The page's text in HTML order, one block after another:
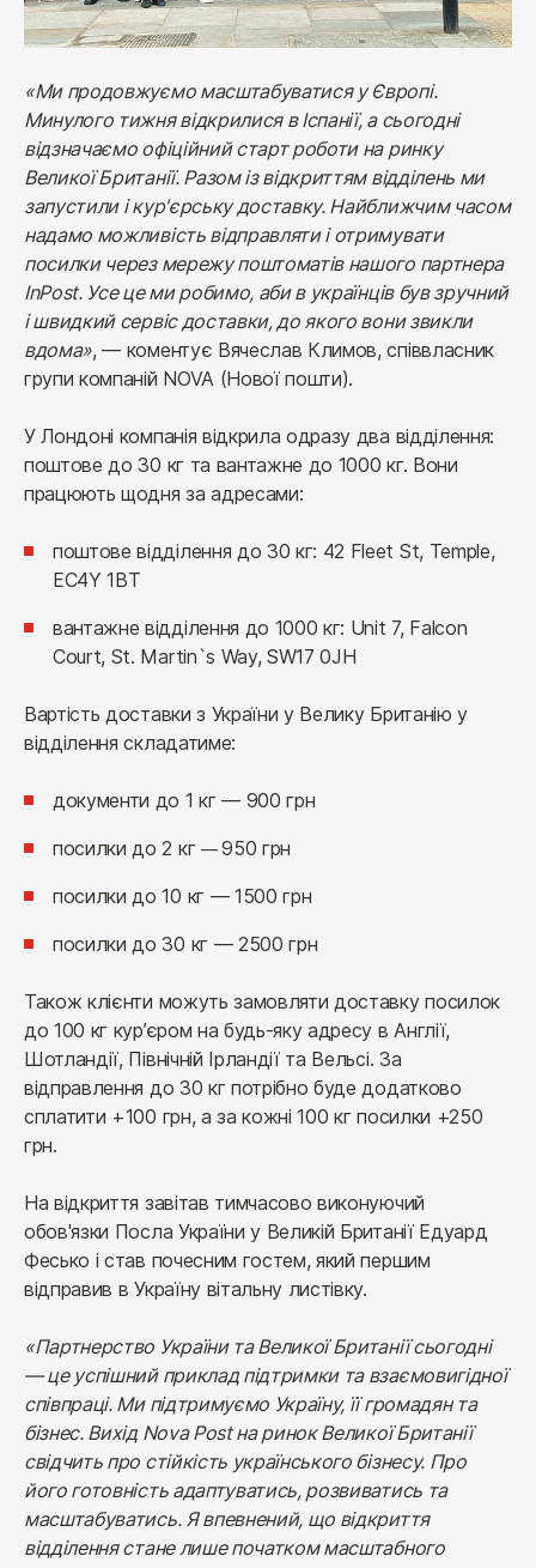
«Ми продовжуємо масштабуватися у Європі.
Минулого тижня відкрилися в Іспанії, а сьогодні
відзначаємо офіційний старт роботи на ринку
Великої Британії. Разом із відкриттям відділень ми
запустили і кур'єрську доставку. Найближчим часом
надамо можливість відправляти і отримувати
посилки через мережу поштоматів нашого партнера
InPost. Усе це ми робимо, аби в українців був зручний
і швидкий сервіс доставки, до якого вони звикли
вдома», — коментує Вячеслав Климов, співвласник
групи компаній NOVA (Нової пошти).
У Лондоні компанія відкрила одразу два відділення:
поштове до 30 кг та вантажне до 1000 кг. Вони
працюють щодня за адресами:
поштове відділення до 30 кг: 42 Fleet St, Temple,
EC4Y 1BT
вантажне відділення до 1000 кг: Unit 7, Falcon
Court, St. Martin`s Way, SW17 0JH
Вартість доставки з України у Велику Британію у
відділення складатиме:
документи до 1 кг — 900 грн
посилки до 2 кг —950 грн
посилки до 10 кг — 1500 грн
посилки до 30 кг — 2500 грн
Також клієнти можуть замовляти доставку посилок
до 100 кг кур’єром на будь-яку адресу в Англії,
Шотландії, Північній Ірландії та Вельсі. За
відправлення до 30 кг потрібно буде додатково
сплатити +100 грн, а за кожні 100 кг посилки +250
грн.
На відкриття завітав тимчасово виконуючий
обов'язки Посла України у Великій Британії Едуард
Фесько і став почесним гостем, який першим
відправив в Україну вітальну листівку.
«Партнерство України та Великої Британії сьогодні
— це успішний приклад підтримки та взаємовигідної
співпраці. Ми підтримуємо Україну, її громадян та
бізнес. Вихід Nova Post на ринок Великої Британії
свідчить про стійкість українського бізнесу. Про
його готовність адаптуватись, розвиватись та
масштабуватись. Я впевнений, що відкриття
відділення стане лише початком масштабного